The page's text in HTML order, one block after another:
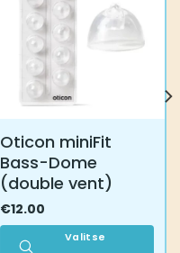
Oticon miniFit
Bass-Dome
(double vent)
€12.00
Valitse